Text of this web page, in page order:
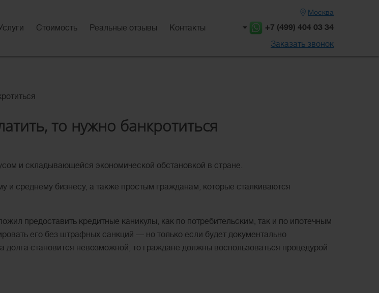
Стоимость Реальные отзывы Контакты
Москва
+7 (499) 404 03 34
Заказать звонок
то нужно банкротиться
и складывающейся экономической обстановкой в стране.
среднему бизнесу, а также простым гражданам, которые сталкиваются
предоставить кредитные каникулы, как по потребительским, так и по ипотечным
его без штрафных санкций — но только если будет документально
становится невозможной, то граждане должны воспользоваться процедурой